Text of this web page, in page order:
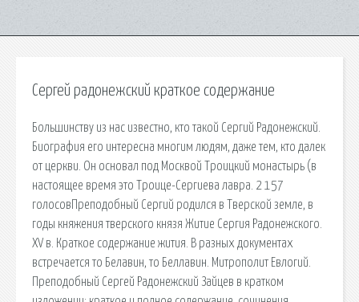
Сергей радонежский краткое содержание
Большинству из нас известно, кто такой Сергий Радонежский.
Биография его интересна многим людям, даже тем, кто далек
от церкви. Он основал под Москвой Троицкий монастырь (в
настоящее время это Троице-Сергиева лавра. 2 157
голосовПреподобный Сергий родился в Тверской земле, в
годы княжения тверского князя Житие Сергия Радонежского.
XV в. Краткое содержание жития. В разных документах
встречается то Белавин, то Беллавин. Митрополит Евлогий.
Преподобный Сергей Радонежский Зайцев в кратком